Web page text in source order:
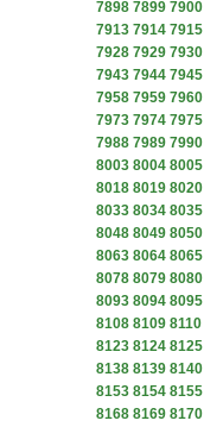
7898 7899 7900
7913 7914 7915
7928 7929 7930
7943 7944 7945
7958 7959 7960
7973 7974 7975
7988 7989 7990
8003 8004 8005
8018 8019 8020
8033 8034 8035
8048 8049 8050
8063 8064 8065
8078 8079 8080
8093 8094 8095
8108 8109 8110
8123 8124 8125
8138 8139 8140
8153 8154 8155
8168 8169 8170